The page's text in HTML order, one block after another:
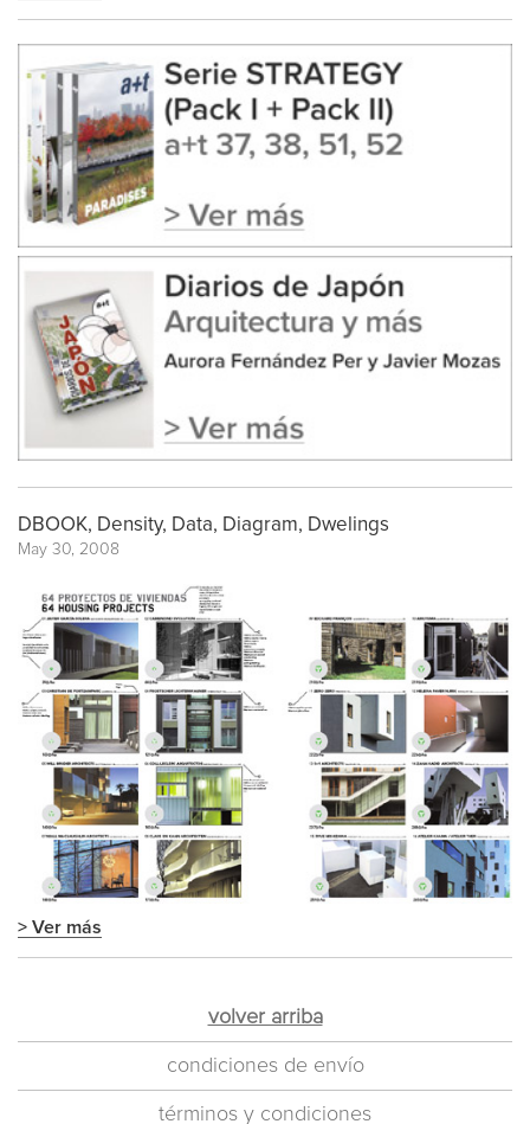
DBOOK, Density, Data, Diagram, Dwelings
May 30, 2008
> Ver más
volver arriba
condiciones de envío
términos y condiciones